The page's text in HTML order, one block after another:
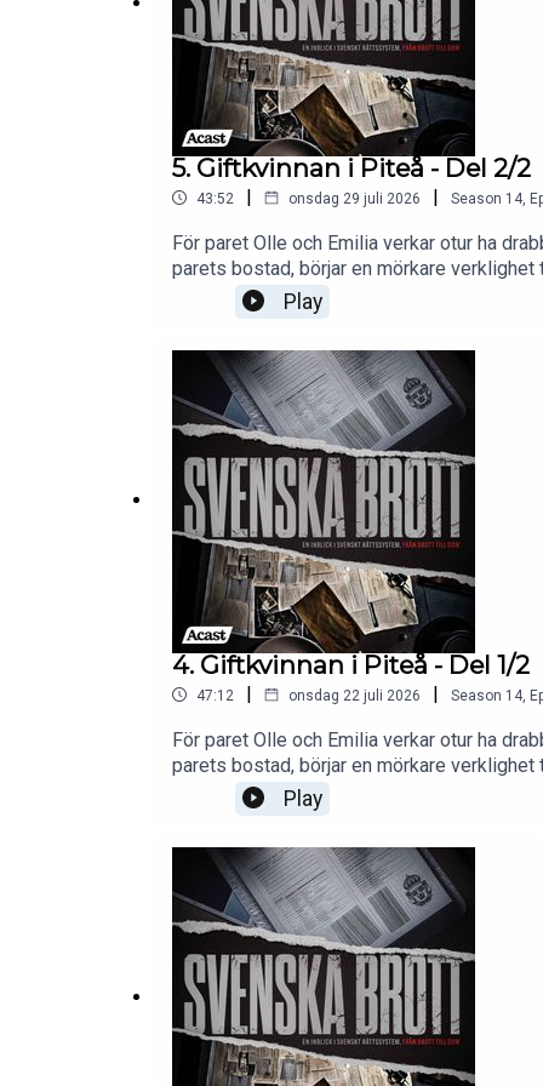
5. Giftkvinnan i Piteå - Del 2/2
43:52 | onsdag 29 juli 2026 | Season 14,
För paret Olle och Emilia verkar otur ha
parets bostad, börjar en mörkare
noggrann utredning som gradvis leder till
MasarovMedproducent: Ayla
Play
4. Giftkvinnan i Piteå - Del 1/2
47:12 | onsdag 22 juli 2026 | Season 14,
För paret Olle och Emilia verkar otur ha
parets bostad, börjar en mörkare
noggrann utredning som gradvis leder till
MasarovMedproducent: Ayla
Play